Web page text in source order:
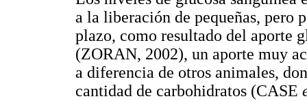
a la liberación de pequeñas, pero
plazo, como resultado del aporte
(ZORAN, 2002), un aporte muy
a diferencia de otros animales,
cantidad de carbohidratos (CASE